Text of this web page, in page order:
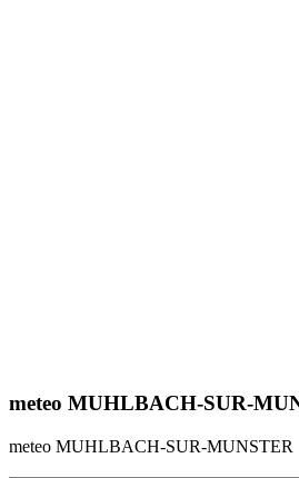
meteo MUHLBACH-SUR-
meteo MUHLBACH-SUR-MUNSTER